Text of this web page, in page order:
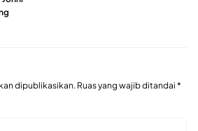
dipublikasikan. Ruas yang wajib ditandai *